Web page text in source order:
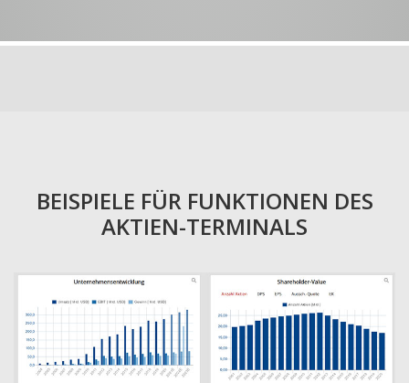
BEISPIELE FÜR FUNKTIONEN DES
AKTIEN-TERMINALS